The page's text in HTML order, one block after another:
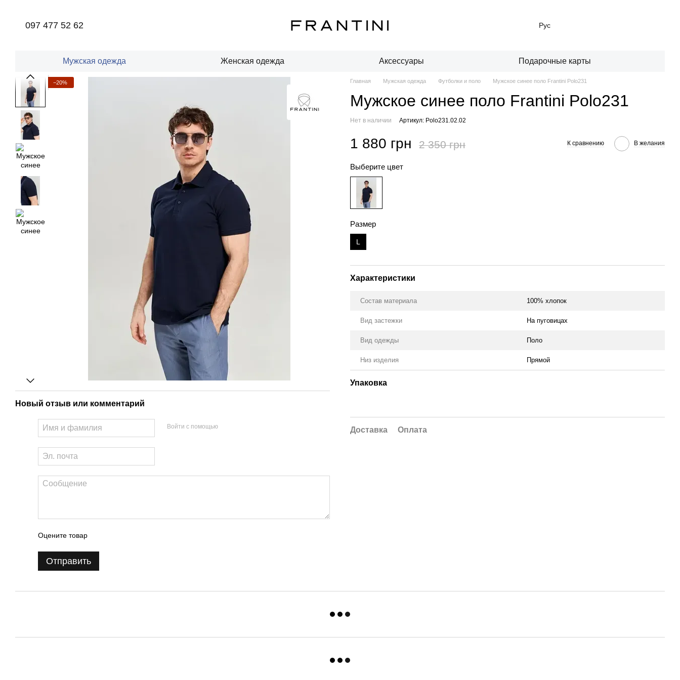
097 477 52 62 Рус
Мужская одежда Женская одежда Аксессуары Подарочные карты
−20%
Новый отзыв или комментарий
Войти с помощью
Оцените товар
Отправить
Главная Мужская одежда Футболки и поло Мужское синее поло Frantini Polo231
Мужское синее поло Frantini Polo231
Нет в наличии Артикул: Polo231.02.02
1 880 грн 2 350 грн К сравнению В желания
Выберите цвет
Размер
L
Характеристики
Состав материала 100% хлопок
Вид застежки На пуговицах
Вид одежды Поло
Низ изделия Прямой
Упаковка
Доставка Оплата